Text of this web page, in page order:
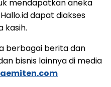
mendapatkan aneka
dapat diakses
kasih.
berbagai berita dan
bisnis lainnya di media